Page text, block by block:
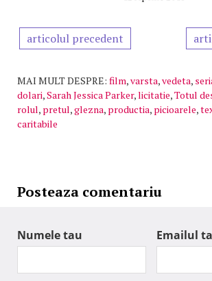
articolul precedent
MAI MULT DESPRE: film,varsta,vedeta,
dolari,Sarah Jessica Parker,licitatie,Totul
rolul, pretul,glezna, productia, picioarele,
caritabile
Posteaza comentariu
Numele tau Emailul